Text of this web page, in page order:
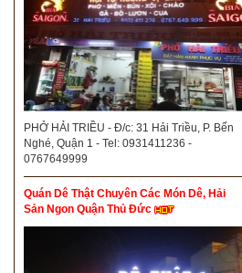
PHỞ HẢI TRIỀU - Đ/c: 31 Hải Triều, P. Bến
Nghé, Quận 1 - Tel: 0931411236 -
0767649999
Quán Dê Thật Chuyên Các Món Dê, Hải
Sản Ngon Quận Thủ Đức